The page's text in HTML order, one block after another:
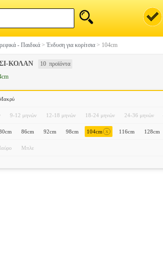
- Παιδικά >Ένδυση για κορίτσια > 104cm
ΚΟΛΑΝ 10 προϊόντα
9-12 μηνών 12-18 μηνών 18-24 μηνών 24-36 μηνών
86cm 92cm 98cm 104cm x 116cm 128cm
Μπλε